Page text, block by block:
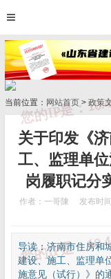
当前位置： 网站首页 > 政策
关于印发《
工、监理单
岗履职记分
作者：一哥陳 发布时
导读：济南市住房和
建设、施工、监理单
施意见（试行）》的